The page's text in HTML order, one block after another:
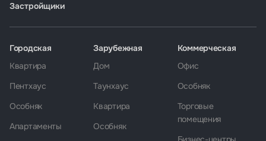
Застройщики
Городская
Квартира
Пентхаус
Особняк
Апартаменты
Зарубежная
Дом
Таунхаус
Квартира
Особняк
Коммерческая
Офис
Особняк
Торговые
помещения